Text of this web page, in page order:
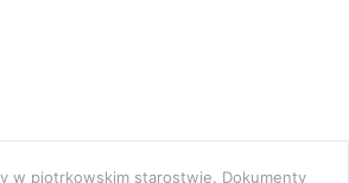
w piotrkowskim starostwie. Dokumenty